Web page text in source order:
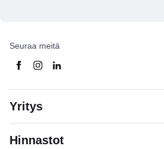
Seuraa meitä
Yritys
Hinnastot